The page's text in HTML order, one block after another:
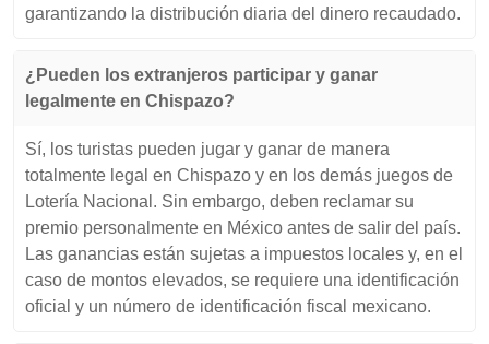
garantizando la distribución diaria del dinero recaudado.
¿Pueden los extranjeros participar y ganar
legalmente en Chispazo?
Sí, los turistas pueden jugar y ganar de manera
totalmente legal en Chispazo y en los demás juegos de
Lotería Nacional. Sin embargo, deben reclamar su
premio personalmente en México antes de salir del país.
Las ganancias están sujetas a impuestos locales y, en el
caso de montos elevados, se requiere una identificación
oficial y un número de identificación fiscal mexicano.